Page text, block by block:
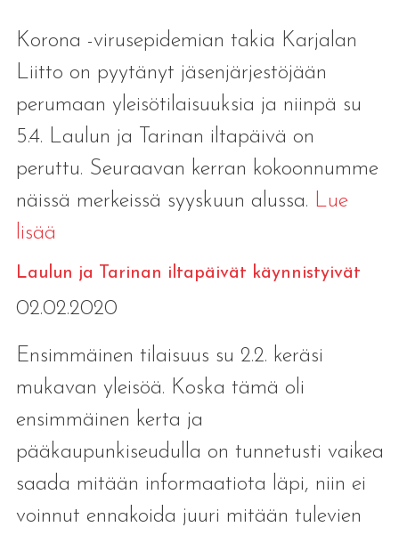
Korona -virusepidemian takia Karjalan
Liitto on pyytänyt jäsenjärjestöjään
perumaan yleisötilaisuuksia ja niinpä su
5.4. Laulun ja Tarinan iltapäivä on
peruttu. Seuraavan kerran kokoonnumme
näissä merkeissä syyskuun alussa. Lue
lisää
Laulun ja Tarinan iltapäivät käynnistyivät
02.02.2020
Ensimmäinen tilaisuus su 2.2. keräsi
mukavan yleisöä. Koska tämä oli
ensimmäinen kerta ja
pääkaupunkiseudulla on tunnetusti vaikea
saada mitään informaatiota läpi, niin ei
voinnut ennakoida juuri mitään tulevien